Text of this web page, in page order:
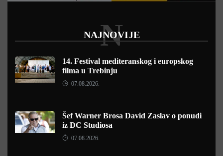
NAJNOVIJE
N
14. Festival mediteranskog i europskog
filma u Trebinju
07.08.2026.
Šef Warner Brosa David Zaslav o ponudi
iz DC Studiosa
07.08.2026.